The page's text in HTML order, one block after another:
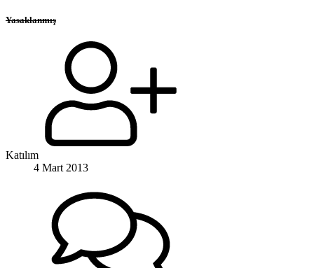
Yasaklanmış
Katılım
4 Mart 2013